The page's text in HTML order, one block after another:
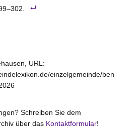
URL:
einzelgemeinde/ben
Schreiben Sie dem
über das Kontaktformular!